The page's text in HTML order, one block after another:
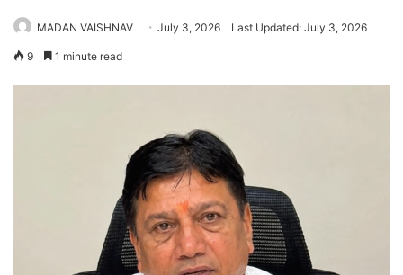
MADAN VAISHNAV July 3, 2026 Last Updated: July 3, 2026
9 1 minute read